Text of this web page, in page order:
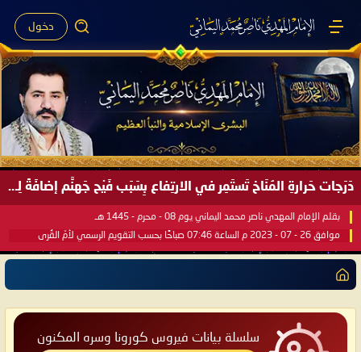
دخول
دَرَجات حَرارةِ المُنَاخ تَستَمِر في الارتِفاع بِسَبَب فَيْح جَهنَّم إضافَةً لِحرارةِ الشَّمس في مُحكَم القُرآن العَظيم ..
بقلم الإمام المهدي ناصر محمد اليماني يوم 08 - محرم - 1445 هـ
موافق 26 - 07 - 2023 م الساعة 07:46 صباحًا بحسب التقويم الرسمي لأمّ القُرى
سلسلة بيانات فيروس كورونا وسره المكنون